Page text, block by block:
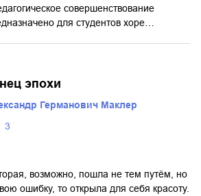
совершенствование
для студентов хоре…
эпохи
Германович Маклер
3
возможно, пошла не тем путём, но
ошибку, то открыла для себя красоту.